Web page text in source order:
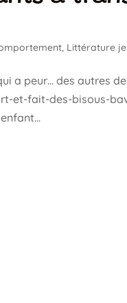
, Littérature
a peur… des autres
et-fait-des-bisous-